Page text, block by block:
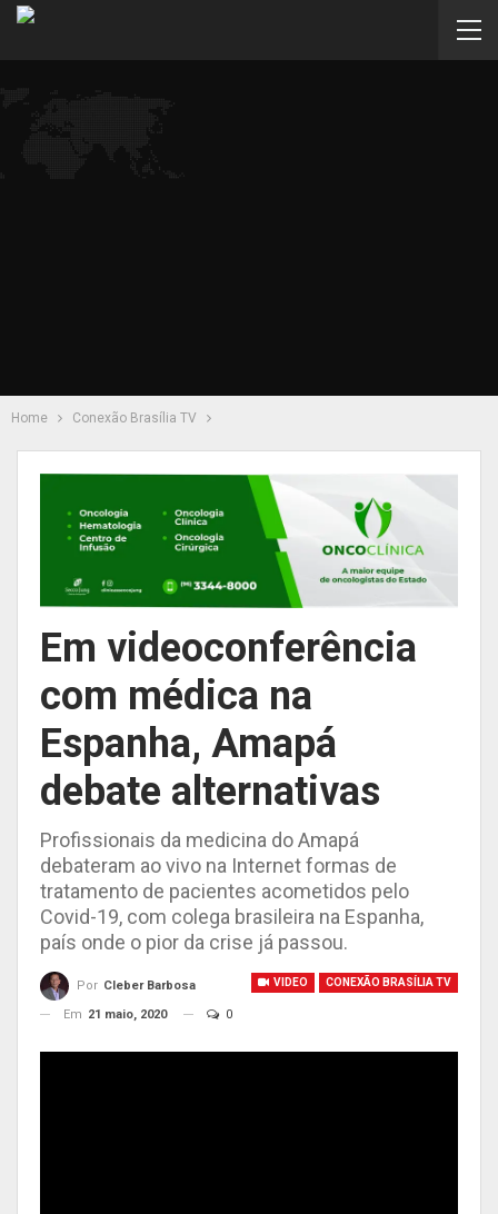
Home Conexão Brasília TV
Em videoconferência
com médica na
Espanha, Amapá
debate alternativas
Profissionais da medicina do Amapá
debateram ao vivo na Internet formas de
tratamento de pacientes acometidos pelo
Covid-19, com colega brasileira na Espanha,
país onde o pior da crise já passou.
VIDEO CONEXÃO BRASÍLIA TV
Por Cleber Barbosa
Em 21 maio, 2020 0